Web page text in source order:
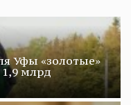
Уфы «золотые»
млрд